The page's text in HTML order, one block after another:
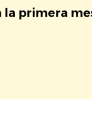
la primera